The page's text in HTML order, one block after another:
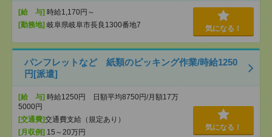
[給 与] 時給1,170円～
[勤務地] 岐阜県岐阜市長良1300番地7 気になる！
パンフレットなど 紙類のピッキング作業/時給1250
円[派遣]
[給 与] 時給1250円 日額平均8750円/月額17万
5000円
[交通費]交通費支給（規定あり）
[月収例] 15～20万円
気になる！